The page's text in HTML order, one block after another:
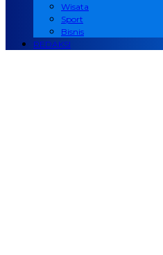
Wisata
Sport
Bisnis
REDAKSI